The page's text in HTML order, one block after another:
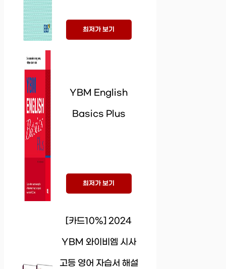
최저가 보기
YBM English
Basics Plus
최저가 보기
[카드10%] 2024
YBM 와이비엠 시사
고등 영어 자습서 해설